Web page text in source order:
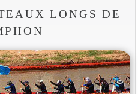
LONGS DE